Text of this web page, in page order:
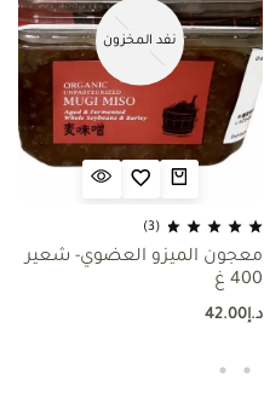
نفد المخزون
(3)
معجون الميزو العضوي- شعير
400 غ
د.إ42.00